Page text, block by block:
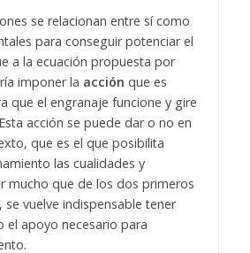
se relacionan entre sí como
para conseguir potenciar el
a la ecuación propuesta por
imponer la acción que es
que el engranaje funcione y gire
acción se puede dar o no en
que es el que posibilita
las cualidades y
mucho que de los dos primeros
vuelve indispensable tener
el apoyo necesario para